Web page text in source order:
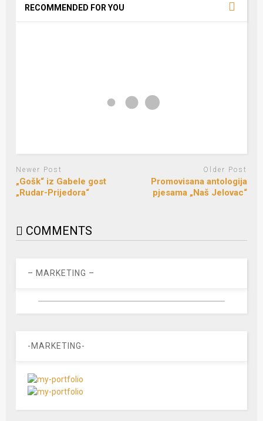
RECOMMENDED FOR YOU
Newer Post
„Gošk“ iz Gabele gost
„Rudar-Prijedora“
Older Post
Promovisana antologija
pjesama „Naš Jelovac“
COMMENTS
– MARKETING –
-MARKETING-